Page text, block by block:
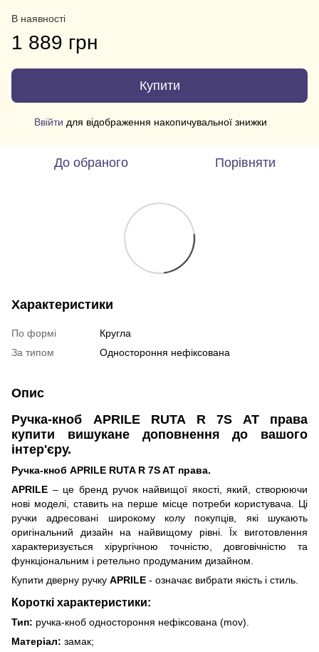
В наявності
1 889 грн
Купити
Ввійти для відображення накопичувальної знижки
До обраного Порівняти
Характеристики
По формі
Кругла
За типом
Одностороння нефіксована
Опис
Ручка-кноб APRILE RUTA R 7S AT права
купити вишукане доповнення до вашого
інтер'єру.
Ручка-кноб APRILE RUTA R 7S AT права.
APRILE – це бренд ручок найвищої якості, який, створюючи
нові моделі, ставить на перше місце потреби користувача. Ці
ручки адресовані широкому колу покупців, які шукають
оригінальний дизайн на найвищому рівні. Їх виготовлення
характеризується хірургічною точністю, довговічністю та
функціональним і ретельно продуманим дизайном.
Купити дверну ручку APRILE - означає вибрати якість і стиль.
Короткі характеристики:
Тип: ручка-кноб одностороння нефіксована (mov).
Матеріал: замак;